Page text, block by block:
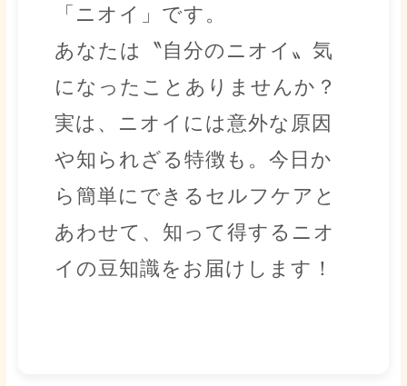
「ニオイ」です。
あなたは〝自分のニオイ〟気
になったことありませんか？
実は、ニオイには意外な原因
や知られざる特徴も。今日か
ら簡単にできるセルフケアと
あわせて、知って得するニオ
イの豆知識をお届けします！